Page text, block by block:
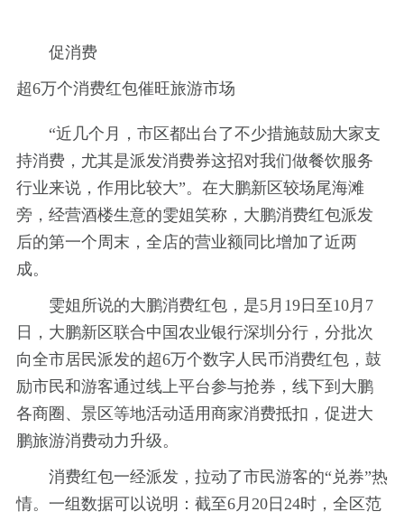
促消费
超6万个消费红包催旺旅游市场
“近几个月，市区都出台了不少措施鼓励大家支
持消费，尤其是派发消费券这招对我们做餐饮服务
行业来说，作用比较大”。在大鹏新区较场尾海滩
旁，经营酒楼生意的雯姐笑称，大鹏消费红包派发
后的第一个周末，全店的营业额同比增加了近两
成。
雯姐所说的大鹏消费红包，是5月19日至10月7
日，大鹏新区联合中国农业银行深圳分行，分批次
向全市居民派发的超6万个数字人民币消费红包，鼓
励市民和游客通过线上平台参与抢券，线下到大鹏
各商圈、景区等地活动适用商家消费抵扣，促进大
鹏旅游消费动力升级。
消费红包一经派发，拉动了市民游客的“兑券”热
情。一组数据可以说明：截至6月20日24时，全区范